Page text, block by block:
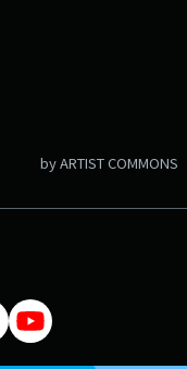
by ARTIST COMMONS